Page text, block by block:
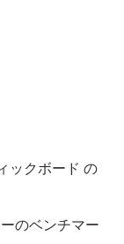
ックボード の
のベンチマー